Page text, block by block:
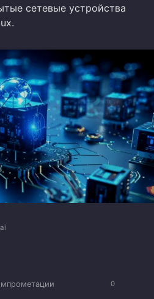
сетевые устройства
0